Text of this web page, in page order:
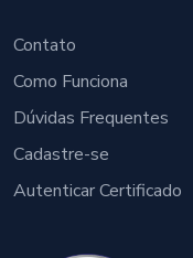
Contato
Como Funciona
Dúvidas Frequentes
Cadastre-se
Autenticar Certificado